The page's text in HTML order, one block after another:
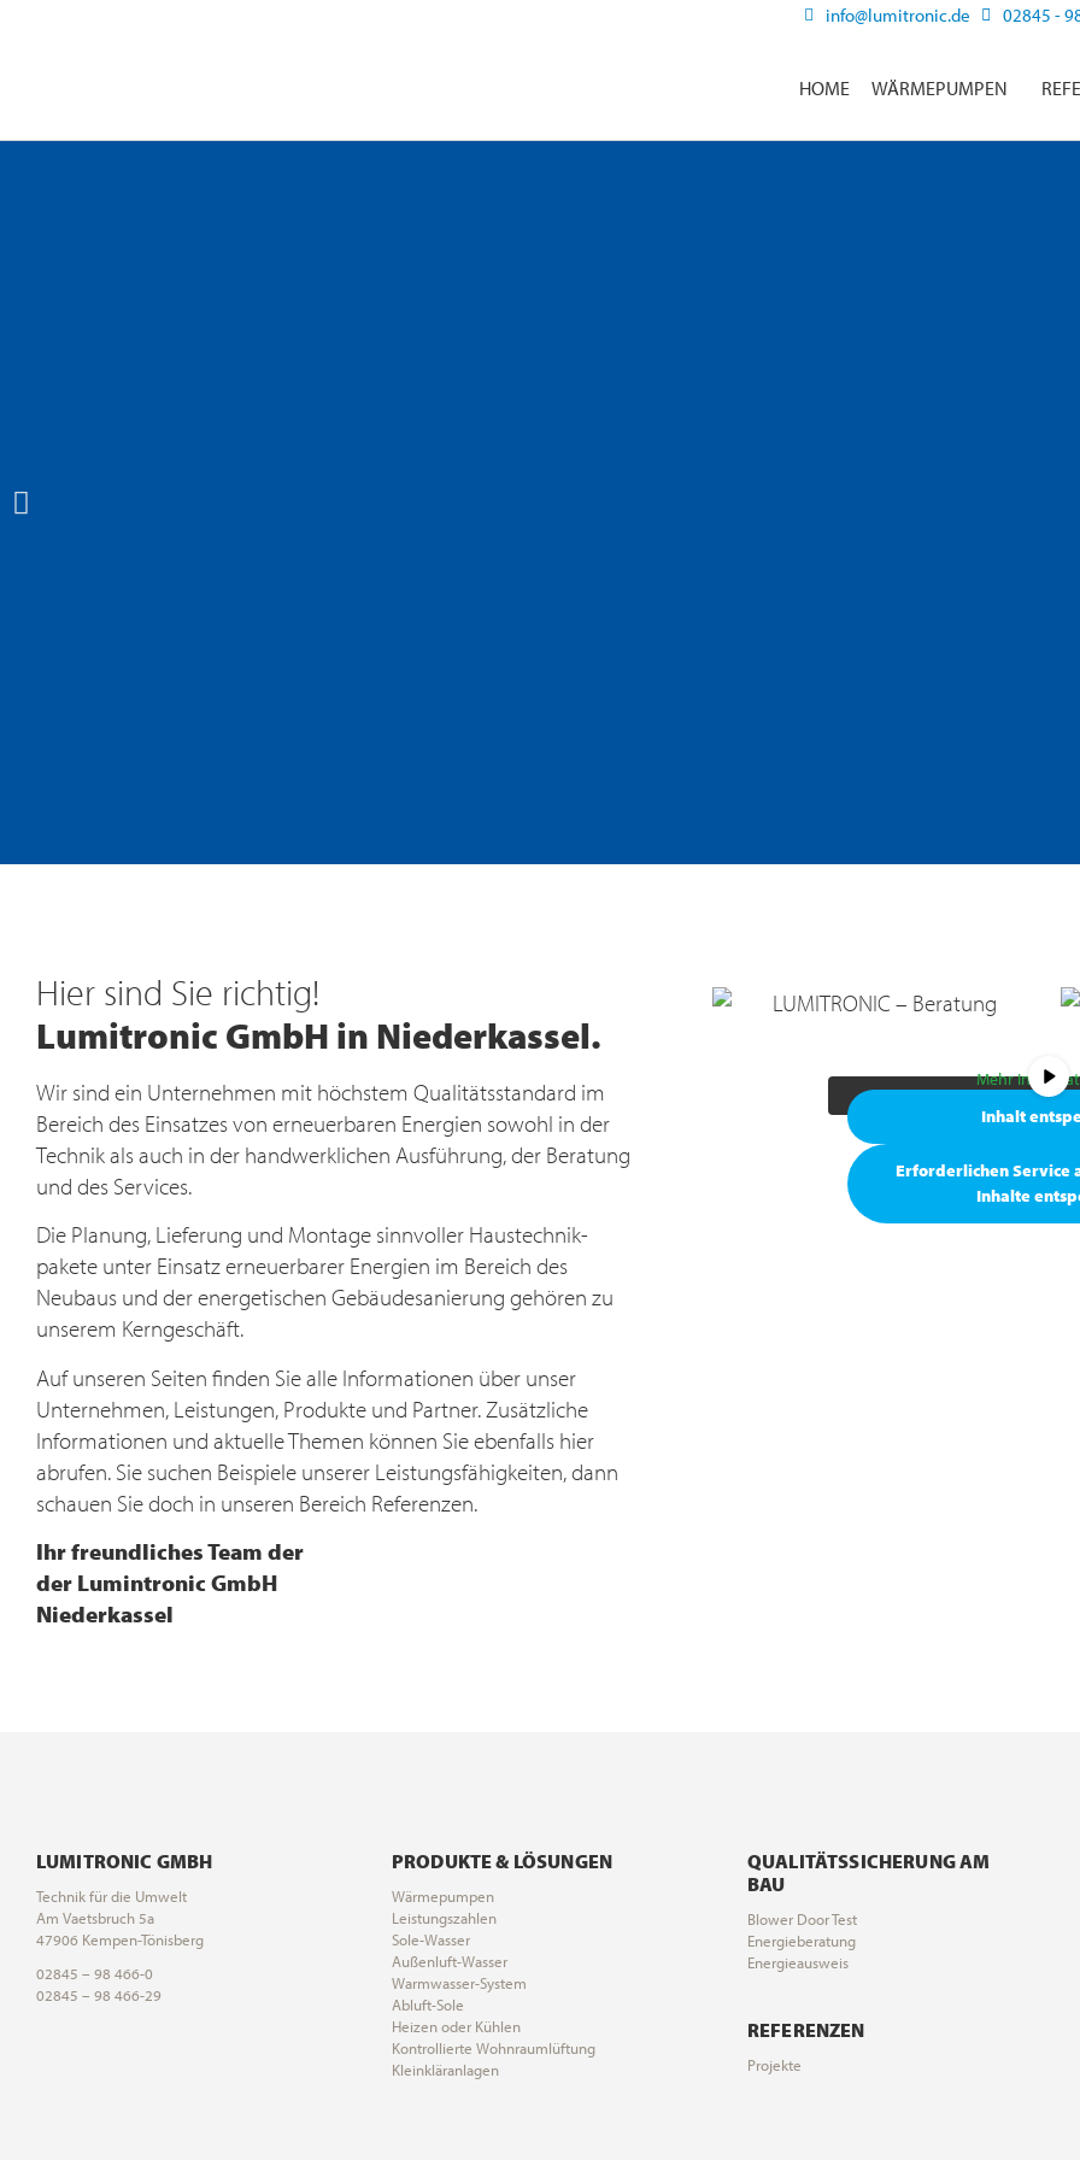
info@lumitronic.de 02845 -
HOME WÄRMEPUMPEN
Moderne Haustechnik
Wärmesysteme. Für Ihr Zuhause.
MEHR ERFAHREN
Hier sind Sie richtig!
Lumitronic GmbH in Niederkassel.
Wir sind ein Unternehmen mit höchstem Qualitätsstandard im
Bereich des Einsatzes von erneuerbaren Energien sowohl in der
Technik als auch in der handwer­klichen Ausführung, der Beratung
und des Services.
Die Planung, Lieferung und Montage sinnvoller Haustechnik­
pakete unter Einsatz erneuerbarer Energien im Bereich des
Neubaus und der energetischen Gebäudesanierung gehören zu
unserem Kerngeschäft.
Auf unseren Seiten finden Sie alle Informationen über unser
Unternehmen, Leistungen, Produkte und Partner. Zusätzliche
Informationen und aktuelle Themen können Sie ebenfalls hier
abrufen. Sie suchen Beispiele unserer Leistungsfähigkeiten, dann
schauen Sie doch in unseren Bereich Referenzen.
Ihr freundliches Team der
der Lumintronic GmbH
Niederkassel
auf den eigentlichen Inhalt
die Schaltfläche unten. Bitte
Mehr
Inhalt
Erforderlichen Service
Inhalte
LUMITRONIC GMBH
Technik für die Umwelt
Am Vaetsbruch 5a
47906 Kempen-Tönisberg
02845 – 98 466-0
02845 – 98 466-29
PRODUKTE & LÖSUNGEN
Wärmepumpen
Leistungszahlen
Sole-Wasser
Außenluft-Wasser
Warmwasser-System
Abluft-Sole
Heizen oder Kühlen
Kontrollierte Wohnraumlüftung
Kleinkläranlagen
QUALITÄTSSICHERUNG AM
BAU
Blower Door Test
Energieberatung
Energieausweis
REFERENZEN
Projekte